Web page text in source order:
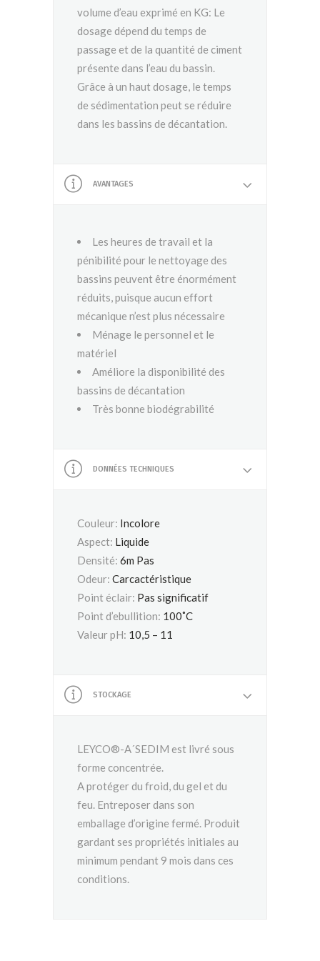
volume d’eau exprimé en KG: Le
dosage dépend du temps de
passage et de la quantité de ciment
présente dans l’eau du bassin.
Grâce à un haut dosage, le temps
de sédimentation peut se réduire
dans les bassins de décantation.
AVANTAGES
Les heures de travail et la
pénibilité pour le nettoyage des
bassins peuvent être énormément
réduits, puisque aucun effort
mécanique n’est plus nécessaire
Ménage le personnel et le
matériel
Améliore la disponibilité des
bassins de décantation
Très bonne biodégrabilité
DONNÉES TECHNIQUES
Couleur: Incolore
Aspect: Liquide
Densité: 6m Pas
Odeur: Carcactéristique
Point éclair: Pas significatif
Point d’ebullition: 100˚C
Valeur pH: 10,5 – 11
STOCKAGE
LEYCO®-A´SEDIM est livré sous
forme concentrée.
A protéger du froid, du gel et du
feu. Entreposer dans son
emballage d’origine fermé. Produit
gardant ses propriétés initiales au
minimum pendant 9 mois dans ces
conditions.